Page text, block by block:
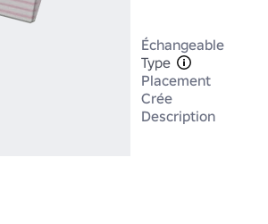
Échangeable
Type
Placement
Crée
Description